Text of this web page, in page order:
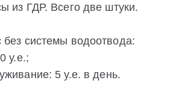
из ГДР. Всего две штуки.
системы водоотвода:
у.е.;
5 у.е. в день.